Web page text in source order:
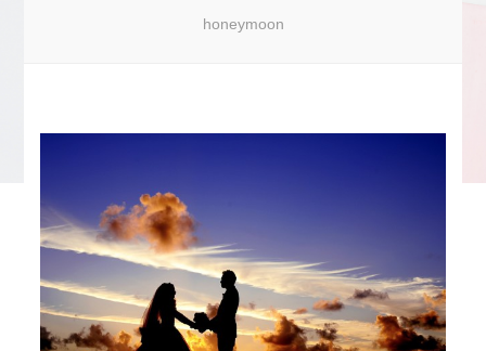
honeymoon